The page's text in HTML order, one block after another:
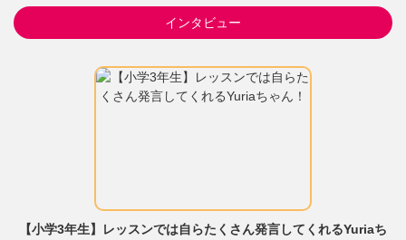
インタビュー
【小学3年生】レッスンでは自らたくさん発言してくれるYuriaち